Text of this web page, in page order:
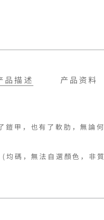
品描述 产品资料
甲，也有了軟肋，無論
碼，無法自選顏色，非